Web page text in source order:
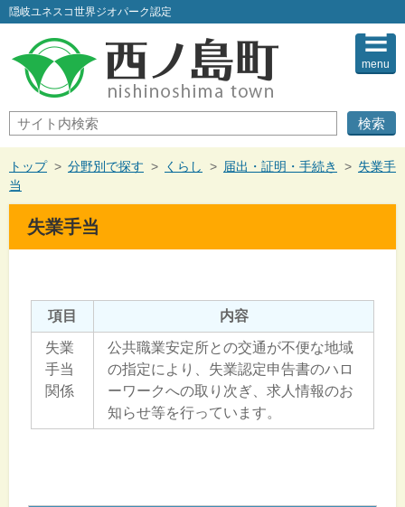
このページの本文へ
隠岐ユネスコ世界ジオパーク認定
サ
イ
ト
内
検
索
menu
現
在
の
トップ > 分野別で探す > くらし > 届出・証明・手続き > 失業手
当
失業手当
項目 内容
失業
手当
関係
公共職業安定所との交通が不便な地域
の指定により、失業認定申告書のハロ
ーワークへの取り次ぎ、求人情報のお
知らせ等を行っています。